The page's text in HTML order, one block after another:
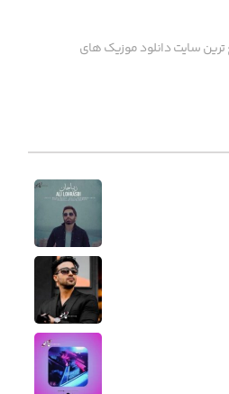
ترین سایت دانلود موزیک های